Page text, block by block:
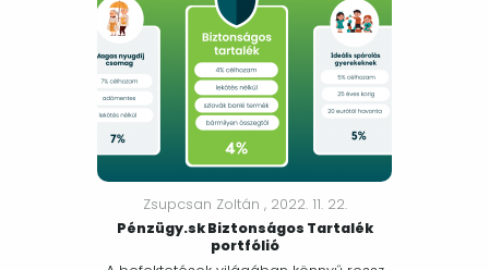
Zsupcsan Zoltán , 2022. 11. 22.
Pénzügy.sk Biztonságos Tartalék
portfólió